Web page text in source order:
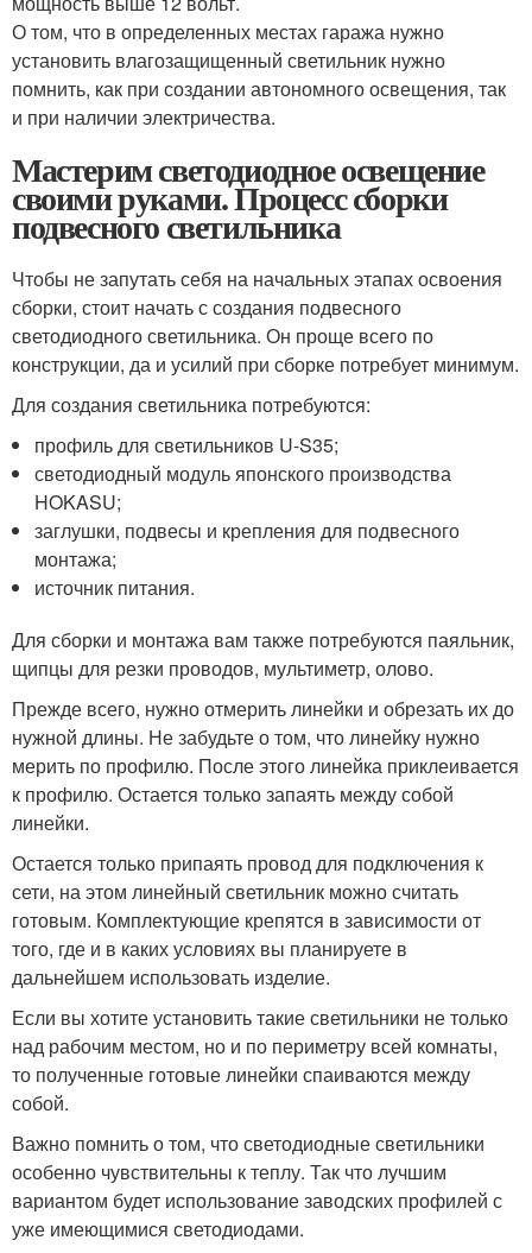
О том, что в определенных местах гаража нужно
установить влагозащищенный светильник нужно
помнить, как при создании автономного освещения, так
и при наличии электричества.
Мастерим светодиодное освещение
своими руками. Процесс сборки
подвесного светильника
Чтобы не запутать себя на начальных этапах освоения
сборки, стоит начать с создания подвесного
светодиодного светильника. Он проще всего по
конструкции, да и усилий при сборке потребует минимум.
Для создания светильника потребуются:
профиль для светильников U-S35;
светодиодный модуль японского производства
HOKASU;
заглушки, подвесы и крепления для подвесного
монтажа;
источник питания.
Для сборки и монтажа вам также потребуются паяльник,
щипцы для резки проводов, мультиметр, олово.
Прежде всего, нужно отмерить линейки и обрезать их до
нужной длины. Не забудьте о том, что линейку нужно
мерить по профилю. После этого линейка приклеивается
к профилю. Остается только запаять между собой
линейки.
Остается только припаять провод для подключения к
сети, на этом линейный светильник можно считать
готовым. Комплектующие крепятся в зависимости от
того, где и в каких условиях вы планируете в
дальнейшем использовать изделие.
Если вы хотите установить такие светильники не только
над рабочим местом, но и по периметру всей комнаты,
то полученные готовые линейки спаиваются между
собой.
Важно помнить о том, что светодиодные светильники
особенно чувствительны к теплу. Так что лучшим
вариантом будет использование заводских профилей с
уже имеющимися светодиодами.